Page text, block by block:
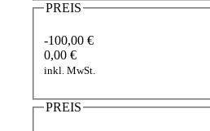
PREIS
-100,00 €
0,00 €
inkl. MwSt.
PREIS